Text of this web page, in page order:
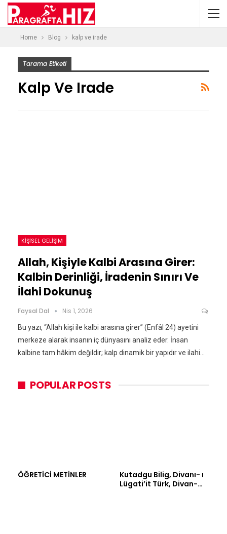
Home Blog kalp ve irade
Tarama Etiketi
Kalp Ve Irade
KIŞISEL GELIŞIM
Allah, Kişiyle Kalbi Arasına Girer:
Kalbin Derinliği, İradenin Sınırı Ve
İlahi Dokunuş
Faysal Dal Nis 1, 2026
Bu yazı, “Allah kişi ile kalbi arasına girer” (Enfâl 24) ayetini
merkeze alarak insanın iç dünyasını analiz eder. İnsan
kalbine tam hâkim değildir; kalp dinamik bir yapıdır ve ilahi…
POPULAR POSTS
ÖĞRETİCİ METİNLER
Kutadgu Bilig, Divanı- ı
Lügati’it Türk, Divan-…